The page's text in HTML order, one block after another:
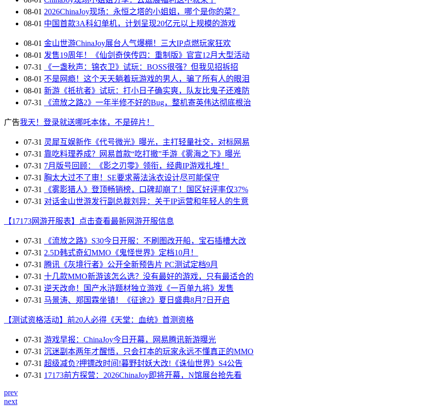
正惊GIF：表情如此羞涩！美女这个表情，让人遐想连篇
ChinaJoy现场小姐姐分享：云逛展福利这不就来了
2026ChinaJoy现场：永恒之塔的小姐姐，哪个是你的菜？
08-01 中国首款3A科幻单机，计划呈现20亿元以上规模的游戏
金山世游ChinaJoy展台人气爆棚！三大IP点燃玩家狂欢
发售19周年！《仙剑奇侠传四：重制版》官宣12月大型活动
《一盏秋声：锦衣卫》试玩：BOSS很强？但我见招拆招
不是网瘾！这个天天躺着玩游戏的男人，骗了所有人的眼泪
新游《抵抗者》试玩：打小日子确实爽，队友比鬼子还难防
07-31
《流放之路2》一年半修不好的Bug，整机寄英伟达彻底根治
广告 我天！登录就送哪吒本体，不是碎片！
灵犀互娱新作《代号微光》曝光，主打轻量社交，对标网易
靠吃料理养成？网易首款“吃打撤”手游《雾海之下》曝光
7月版号回顾：《影之刃零》领衔，经典IP游戏扎堆！
胸太大过不了审！SE要求蒂法泳衣设计尽可能保守
《雾影猎人》登顶畅销榜，口碑却崩了！国区好评率仅37%
07-31 对话金山世游发行副总裁刘异：关于IP运营和年轻人的生意
【17173网游开服表】点击查看最新网游开服信息
《流放之路》S30今日开服：不刷图改开船，宝石插槽大改
2.5D韩式奇幻MMO《鬼怪世界》定档10月！
腾讯《灰境行者》公开全新预告片 PC测试定档9月
十几款MMO新游该怎么选？没有最好的游戏，只有最适合的
逆天改命！国产水浒题材独立游戏《一百单九将》发售
07-31 马景涛、郑国霖坐镇！《征途2》夏日盛典8月7日开启
【测试资格活动】前20人必得《天堂：血统》首测资格
游戏早报：ChinaJoy今日开幕，网易腾讯新游曝光
沉迷副本两年才醒悟，只会打本的玩家永远不懂真正的MMO
超级减负?押镖改时间!暮野封妖大改!《诛仙世界》S4公告